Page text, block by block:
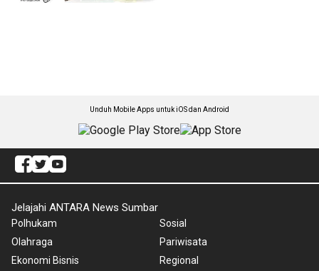
Unduh Mobile Apps untuk iOS dan Android
Jelajahi ANTARA News Sumbar
Polhukam
Olahraga
Ekonomi Bisnis
Sosial
Pariwisata
Regional